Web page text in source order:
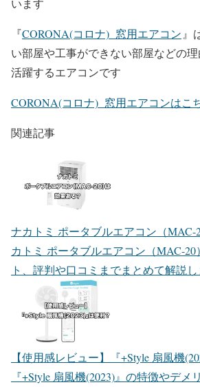
『CORONA(コロナ) 窓用エアコン 』
い部屋や工事ができない部屋などの
活躍するエアコンです
CORONA(コロナ) 窓用エアコンはこ
関連記事
ナカトミ ポータブルエアコン（MAC-
カトミ ポータブルエアコン（MAC-
ト、評判や口コミまでまとめて解説
【使用感レビュー】『+Style 扇風機
『+Style 扇風機(2023)』の特徴やデメ